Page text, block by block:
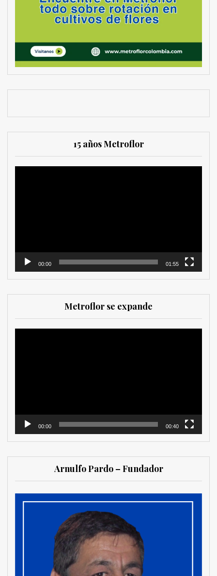
15 años Metroflor
00:00 01:55
Metroflor se expande
00:00 00:40
Arnulfo Pardo – Fundador